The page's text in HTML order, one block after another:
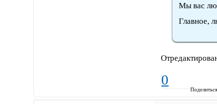
Мы вас
Главное,
0